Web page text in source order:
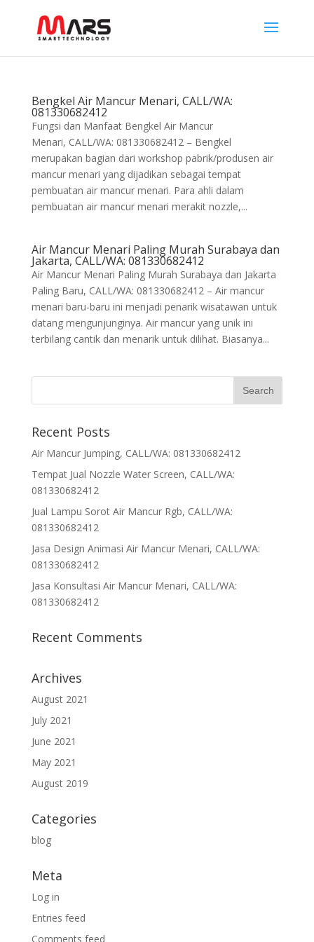
Bengkel Air Mancur Menari, CALL/WA:
081330682412
Fungsi dan Manfaat Bengkel Air Mancur
Menari, CALL/WA: 081330682412 – Bengkel
merupakan bagian dari workshop pabrik/produsen air
mancur menari yang dijadikan sebagai tempat
pembuatan air mancur menari. Para ahli dalam
pembuatan air mancur menari merakit nozzle,...
Air Mancur Menari Paling Murah Surabaya dan
Jakarta, CALL/WA: 081330682412
Air Mancur Menari Paling Murah Surabaya dan Jakarta
Paling Baru, CALL/WA: 081330682412 – Air mancur
menari baru-baru ini menjadi penarik wisatawan untuk
datang mengunjunginya. Air mancur yang unik ini
terbilang cantik dan menarik untuk dilihat. Biasanya...
Recent Posts
Air Mancur Jumping, CALL/WA: 081330682412
Tempat Jual Nozzle Water Screen, CALL/WA:
081330682412
Jual Lampu Sorot Air Mancur Rgb, CALL/WA:
081330682412
Jasa Design Animasi Air Mancur Menari, CALL/WA:
081330682412
Jasa Konsultasi Air Mancur Menari, CALL/WA:
081330682412
Recent Comments
Archives
August 2021
July 2021
June 2021
May 2021
August 2019
Categories
blog
Meta
Log in
Entries feed
Comments feed